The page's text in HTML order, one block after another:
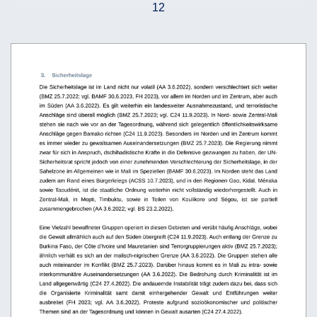
12
3.
Sicherheitslage
Die Sicherheitslage ist im Land nicht nur volatil (AA 3.6.2022), sondern verschlechtert sich weiter
(BMZ 25.7.2022; vgl. BAMF 30.6.2023, FH 2023), vor allem im Norden und im Zentrum, aber auch
im Süden (AA 3.6.2022). Es gilt weiterhin ein landesweiter Ausnahmezustand, und terroristische
Anschläge sind überall möglich (BMZ 25.7.2023; vgl. C24 11.9.2023). In Nord- sowie Zentral-Mali
stehen sie nach wie vor an der Tagesordnung, während sich gelegentlich öffentlichkeitswirksame
Anschläge gegen Bamako richten (C24 11.9.2023). Besonders im Norden und im Zentrum kommt
es immer wieder zu gewaltsamen Auseinandersetzungen (BMZ 25.7.2023). Die Regierung nimmt
zwar für sich in Anspruch, dschihadistische Kräfte in die Defensive gezwungen zu haben, der UN-
Sicherheitsrat spricht jedoch von einer zunehmenden Verschlechterung der Sicherheitslage, in der
Sahelzone im Allgemeinen wie in Mali im Speziellen (BAMF 30.6.2023). Im Norden steht das Land
zudem am Rand eines Bürgerkriegs (ACSS 10.7.2023), und in den Regionen Gao, Kidal, Ménaka
sowie Taoudénit, ist die staatliche Ordnung weiterhin nicht vollständig wiederhergestellt. Auch in
Zentral-Mali,   in   Mopti,   Timbuktu,   sowie   in   Teilen   von   Koulikoro   und   Ségou,   ist   sie   partiell
zusammengebrochen (AA 3.6.2022; vgl. BS 23.2.2022).
Eine Vielzahl bewaffneter Gruppen operiert in diesen Gebieten und verübt häufig Anschläge, wobei
die Gewalt allmählich auch auf den Süden übergreift (C24 11.9.2023). Auch entlang der Grenze zu
Burkina Faso, der Côte d’Ivoire und Mauretanien sind Terrorgruppierungen aktiv (BMZ 25.7.2023);
ähnlich verhält es sich an der malisch-nigrischen Grenze (AA 3.6.2022). Die Gruppen stehen alle
auch miteinander im Konflikt (BMZ 25.7.2023). Darüber hinaus kommt es in Mali zu intra- sowie
interkommunitäre Auseinandersetzungen (AA 3.6.2022). Die Bedrohung durch Kriminalität ist im
Land allgegenwärtig (C24 27.4.2022). Die andauernde Instabilität trägt zudem dazu bei, dass sich
die   Organisierte   Kriminalität   samt   damit   einhergehender   Gewalt   und   Entführungen   weiter
ausbreitet   (FH   2023;   vgl.   AA  3.6.2022).   Proteste   aufgrund   sozioökonomischer   und   politischer
Themen sind an der Tagesordnung und können in Gewalt ausarten (C24 27.4.2022).